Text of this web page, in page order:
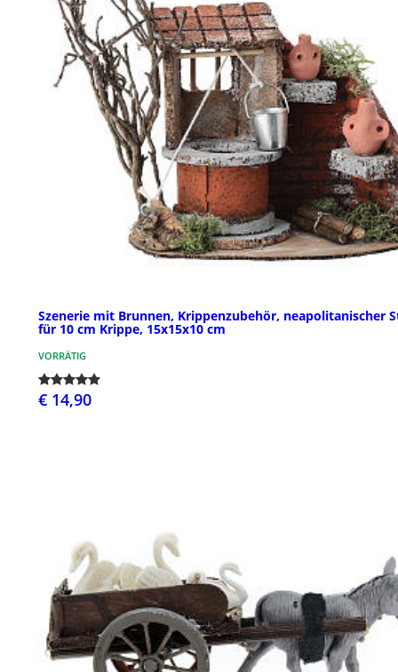
Szenerie mit Brunnen, Krippenzubehör, neapolitanischer
für 10 cm Krippe, 15x15x10 cm
VORRÄTIG
€ 14,90